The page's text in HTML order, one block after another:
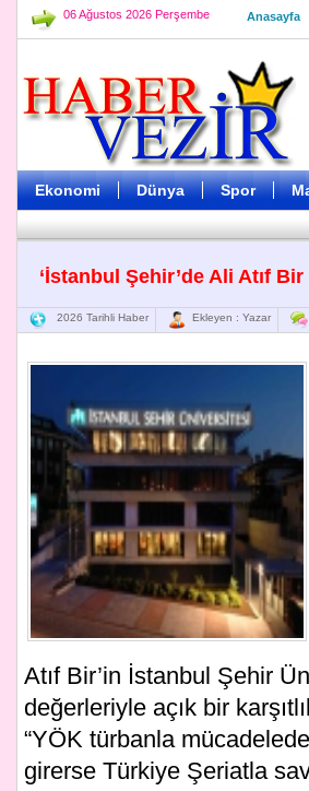
06 Ağustos 2026 Perşembe Anasayfa
Ekonomi Dünya Spor
‘İstanbul Şehir’de Ali Atıf
2026 Tarihli Haber Ekleyen : Yazar
Atıf Bir’in İstanbul Şehir
değerleriyle açık bir
“YÖK türbanla
girerse Türkiye Şeriatla